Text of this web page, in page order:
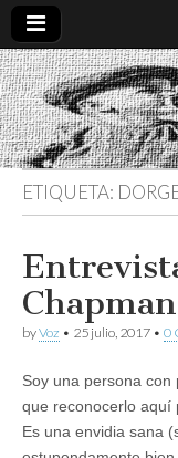
Comunicación,
Locucion y
Producción
Audiovisual
ETIQUETA:
Chapman
byVoz • 25 julio, 2017 • 0
Soy una persona
que reconocerlo aquí
Es una envidia sana